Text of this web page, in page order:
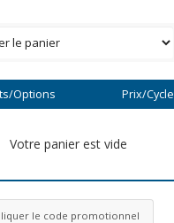
Options Prix/Cycle
Votre panier est vide
le code promotionnel